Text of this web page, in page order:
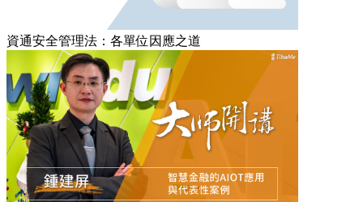
資通安全管理法：各單位因應之道